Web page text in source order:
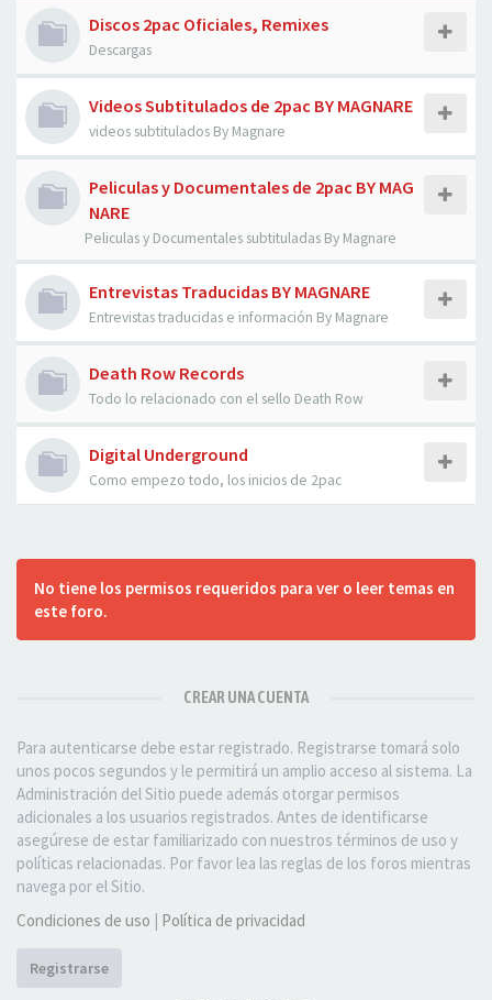
Discos 2pac Oficiales, Remixes
Descargas
Videos Subtitulados de 2pac BY MAGNARE
videos subtitulados By Magnare
Peliculas y Documentales de 2pac BY MAG
NARE
Peliculas y Documentales subtituladas By Magnare
Entrevistas Traducidas BY MAGNARE
Entrevistas traducidas e información By Magnare
Death Row Records
Todo lo relacionado con el sello Death Row
Digital Underground
Como empezo todo, los inicios de 2pac
No tiene los permisos requeridos para ver o leer temas en
este foro.
CREAR UNA CUENTA
Para autenticarse debe estar registrado. Registrarse tomará solo
unos pocos segundos y le permitirá un amplio acceso al sistema. La
Administración del Sitio puede además otorgar permisos
adicionales a los usuarios registrados. Antes de identificarse
asegúrese de estar familiarizado con nuestros términos de uso y
políticas relacionadas. Por favor lea las reglas de los foros mientras
navega por el Sitio.
Condiciones de uso | Política de privacidad
Registrarse